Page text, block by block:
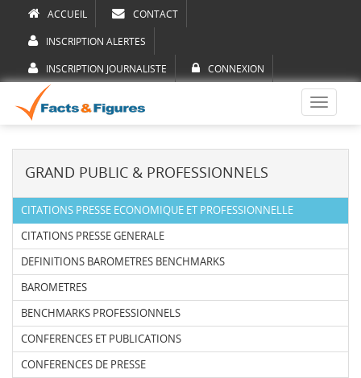
ACCUEIL CONTACT
INSCRIPTION ALERTES
INSCRIPTION JOURNALISTE CONNEXION
Toggle
GRAND PUBLIC & PROFESSIONNELS
CITATIONS PRESSE ECONOMIQUE ET PROFESSIONNELLE
CITATIONS PRESSE GENERALE
DEFINITIONS BAROMETRES BENCHMARKS
BAROMETRES
BENCHMARKS PROFESSIONNELS
CONFERENCES ET PUBLICATIONS
CONFERENCES DE PRESSE